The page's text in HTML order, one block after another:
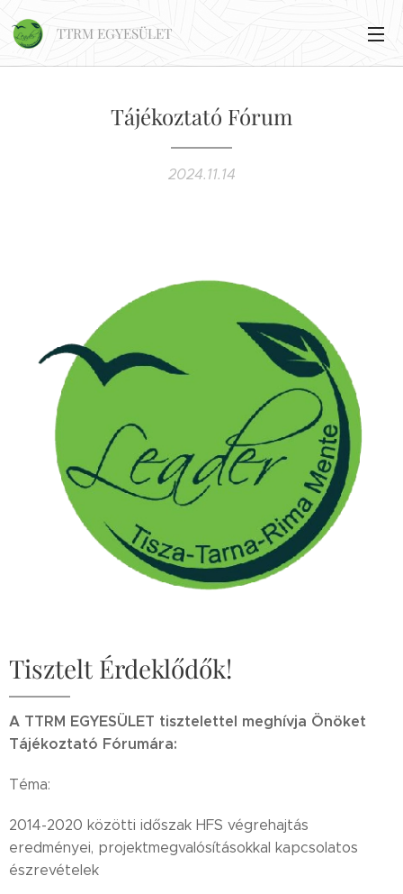
TTRM EGYESÜLET
Tájékoztató Fórum
2024.11.14
Tisztelt Érdeklődők!
A TTRM EGYESÜLET tisztelettel meghívja Önöket
Tájékoztató Fórumára:
Téma:
2014-2020 közötti időszak HFS végrehajtás
eredményei, projektmegvalósításokkal kapcsolatos
észrevételek